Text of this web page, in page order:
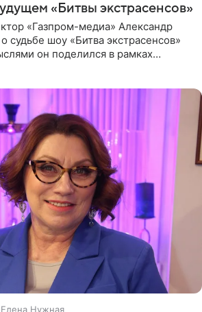
«Битвы экстрасенсов»
«Газпром-медиа» Александр
судьбе шоу «Битва экстрасенсов»
он поделился в рамках
Елена Нужная